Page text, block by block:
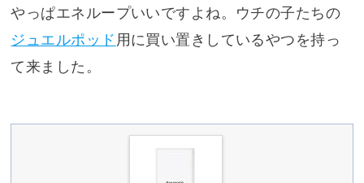
やっぱエネループいいですよね。ウチの子たちの
ジュエルポッド 用に買い置きしているやつを持っ
て来ました。